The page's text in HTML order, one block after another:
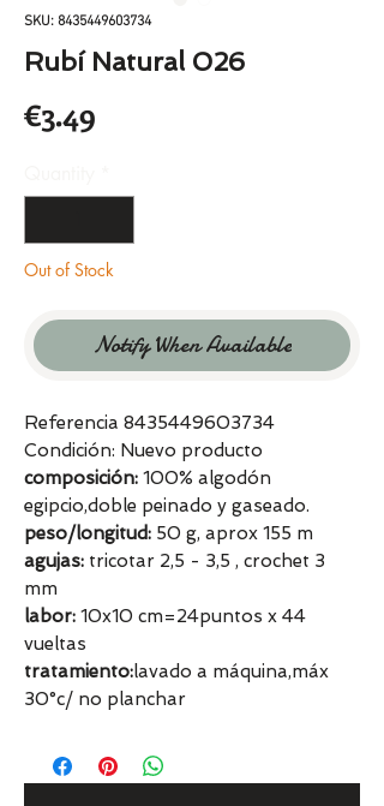
SKU: 8435449603734
Rubí Natural 026
€3.49Price
Out of Stock
Notify When Available
Referencia 8435449603734
Condición: Nuevo producto
composición: 100% algodón
egipcio,doble peinado y gaseado.
peso/longitud: 50 g, aprox 155 m
agujas: tricotar 2,5 - 3,5 , crochet 3
mm
labor: 10x10 cm=24puntos x 44
vueltas
tratamiento:lavado a máquina,máx
30°c/ no planchar